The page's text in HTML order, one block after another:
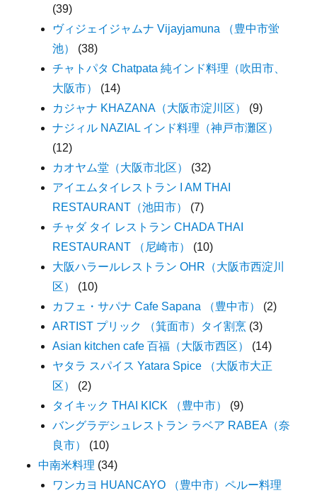
(39)
ヴィジェイジャムナ Vijayjamuna （豊中市蛍
池）
(38)
チャトパタ Chatpata 純インド料理（吹田市、
大阪市）
(14)
カジャナ KHAZANA（大阪市淀川区）
(9)
ナジィル NAZIAL インド料理（神戸市灘区）
(12)
カオヤム堂（大阪市北区）
(32)
アイエムタイレストラン I AM THAI
RESTAURANT（池田市）
(7)
チャダ タイ レストラン CHADA THAI
RESTAURANT （尼崎市）
(10)
大阪ハラールレストラン OHR（大阪市西淀川
区）
(10)
カフェ・サパナ Cafe Sapana （豊中市）
(2)
ARTIST プリック （箕面市）タイ割烹 (3)
Asian kitchen cafe 百福（大阪市西区）
(14)
ヤタラ スパイス Yatara Spice （大阪市大正
区）
(2)
タイキック THAI KICK （豊中市）
(9)
バングラデシュレストラン ラベア RABEA（奈
良市）
(10)
中南米料理 (34)
ワンカヨ HUANCAYO （豊中市）ペルー料理